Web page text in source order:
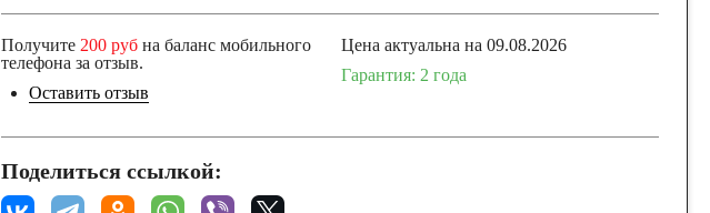
Получите 200 рубна баланс мобильного
телефона за отзыв.
Оставить отзыв
Цена актуальна на 09.08.2026
Гарантия: 2 года
Поделиться ссылкой: